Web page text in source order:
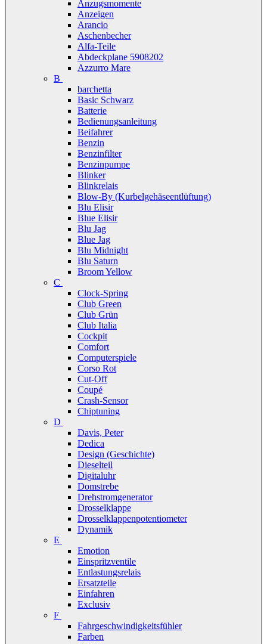
Anzugsmomente
Anzeigen
Arancio
Aschenbecher
Alfa-Teile
Abdeckplane 5908202
Azzurro Mare
B
barchetta
Basic Schwarz
Batterie
Bedienungsanleitung
Beifahrer
Benzin
Benzinfilter
Benzinpumpe
Blinker
Blinkrelais
Blow-By (Kurbelgehäseentlüftung)
Blu Elisir
Blue Elisir
Blu Jag
Blue Jag
Blu Midnight
Blu Saturn
Broom Yellow
C
Clock-Spring
Club Green
Club Grün
Club Italia
Cockpit
Comfort
Computerspiele
Corso Rot
Cut-Off
Coupé
Crash-Sensor
Chiptuning
D
Davis, Peter
Dedica
Design (Geschichte)
Dieselteil
Digitaluhr
Domstrebe
Drehstromgenerator
Drosselklappe
Drosselklappenpotentiometer
Dynamik
E
Emotion
Einspritzventile
Entlastungsrelais
Ersatzteile
Einfahren
Exclusiv
F
Fahrgeschwindigkeitsfühler
Farben